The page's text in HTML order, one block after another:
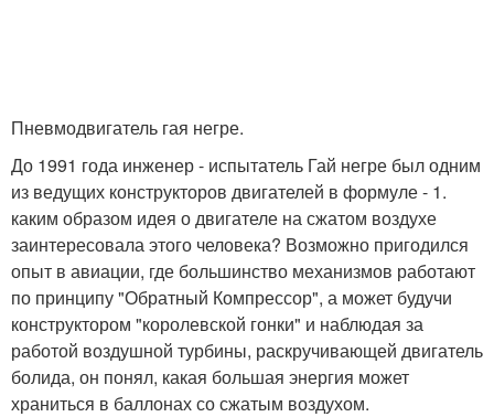
Пневмодвигатель гая негре.
До 1991 года инженер - испытатель Гай негре был одним
из ведущих конструкторов двигателей в формуле - 1.
каким образом идея о двигателе на сжатом воздухе
заинтересовала этого человека? Возможно пригодился
опыт в авиации, где большинство механизмов работают
по принципу "Обратный Компрессор", а может будучи
конструктором "королевской гонки" и наблюдая за
работой воздушной турбины, раскручивающей двигатель
болида, он понял, какая большая энергия может
храниться в баллонах со сжатым воздухом.